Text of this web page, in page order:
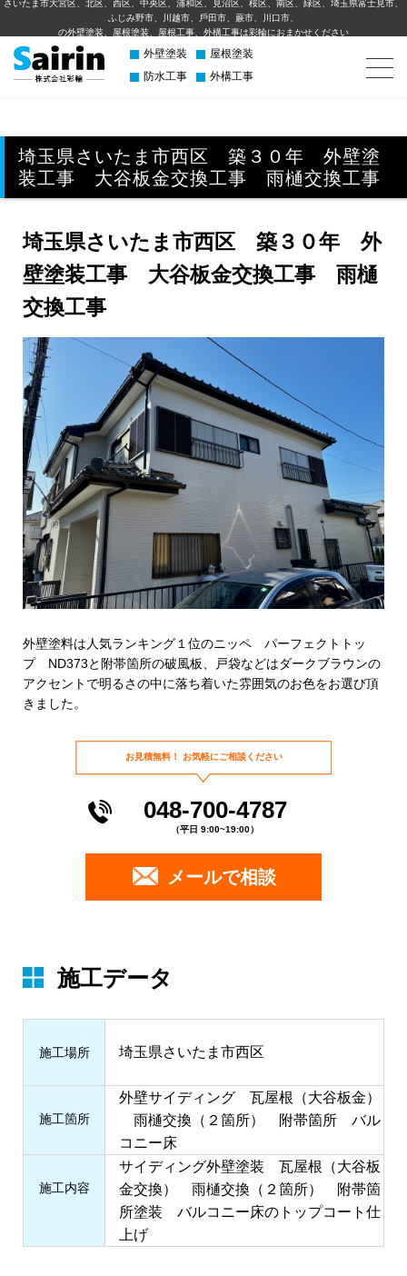
さいたま市大宮区、北区、西区、中央区、浦和区、見沼区、桜区、南区、緑区、埼玉県富士見市、
ふじみ野市、川越市、⼾⽥市、蕨市、川⼝市、
の外壁塗装、屋根塗装、屋根工事、外構⼯事は彩輪におまかせください
外壁塗装
屋根塗装
防水工事
外構工事
埼玉県さいたま市西区 築３０年 外壁塗
装工事 大谷板金交換工事 雨樋交換工事
埼玉県さいたま市西区 築３０年 外
壁塗装工事 大谷板金交換工事 雨樋
交換工事
外壁塗料は人気ランキング１位のニッペ パーフェクトトッ
プ ND373と附帯箇所の破風板、戸袋などはダークブラウンの
アクセントで明るさの中に落ち着いた雰囲気のお色をお選び頂
きました。
お見積無料！ お気軽にご相談ください
048-700-4787
（平日 9:00~19:00）
メールで相談
施工データ
施⼯場所 埼玉県さいたま市西区
施⼯箇所
外壁サイディング 瓦屋根（大谷板金）
雨樋交換（２箇所） 附帯箇所 バル
コニー床
施⼯内容
サイディング外壁塗装 瓦屋根（大谷板
金交換） 雨樋交換（２箇所） 附帯箇
所塗装 バルコニー床のトップコート仕
上げ